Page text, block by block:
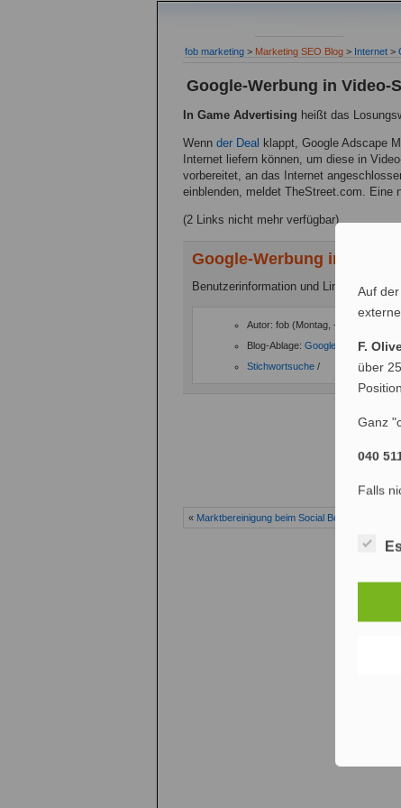
fob marketing > Marketing SEO Blog > Internet >
Google-Werbung in Video-
In Game Advertising heißt das
Wenn der Deal klappt, Google Adscape
Internet liefern können, um diese in
vorbereitet, an das Internet
einblenden, meldet TheStreet.com. Eine
(2 Links nicht mehr verfügbar)
Google-Werbung in Video-
Benutzerinformation und Links:
Autor: fob (Montag, - 22. Januar
Blog-Ablage: Google Internet,
Stichwortsuche /
« Marktbereinigung beim Social Bookmarking:
Auf
F.
über
Ganz
040
Falls